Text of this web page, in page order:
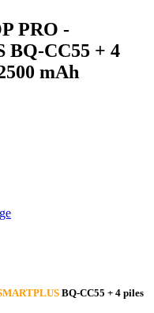
PRO -
BQ-CC55 + 4
mAh
BQ-CC55 + 4 piles